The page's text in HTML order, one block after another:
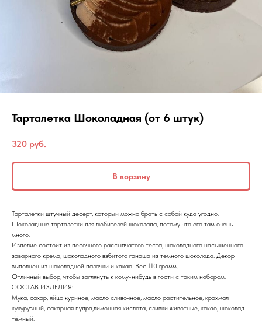
Тарталетка Шоколадная (от 6 штук)
320 руб.
В корзину
Тарталетки штучный десерт, который можно брать с собой куда угодно.
Шоколадные тарталетки для любителей шоколада, потому что его там очень
много.
Изделие состоит из песочного рассыпчатого теста, шоколадного насыщенного
заварного крема, шоколадного взбитого ганаша из темного шоколада. Декор
выполнен из шоколадной палочки и какао. Вес 110 грамм.
Отличный выбор, чтобы заглянуть к кому-нибудь в гости с таким набором.
СОСТАВ ИЗДЕЛИЯ:
Мука, сахар, яйцо куриное, масло сливочное, масло растительное, крахмал
кукурузный, сахарная пудра,лимонная кислота, сливки животные, какао, шоколад
тёмный.